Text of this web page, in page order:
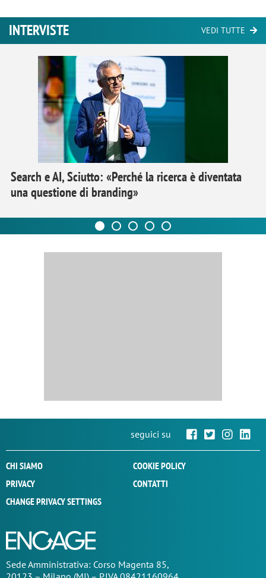
INTERVISTE VEDI TUTTE
Search e AI, Sciutto: «Perché la ricerca è diventata
una questione di branding»
seguici su
CHI SIAMO
COOKIE POLICY
PRIVACY
CONTATTI
CHANGE PRIVACY SETTINGS
SedeAmministrativa: Corso Magenta 85,